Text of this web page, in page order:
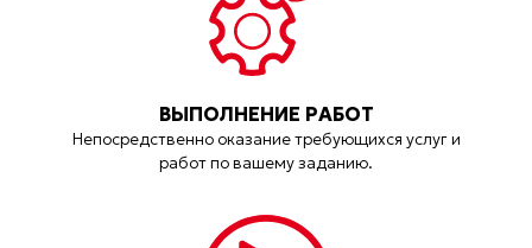
ВЫПОЛНЕНИЕ РАБОТ
Непосредственно оказание требующихся услуг и
работ по вашему заданию.